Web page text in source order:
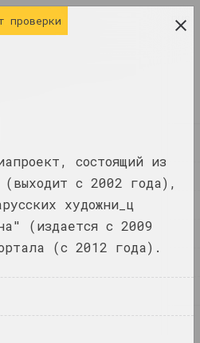
RUS
проверки
состоящий из
(выходит с 2002 года),
художни_ц
(издается с 2009
(c 2012 года).